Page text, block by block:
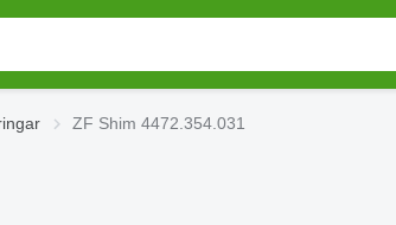
ZF Shim 4472.354.031